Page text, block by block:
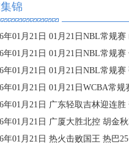
锦
01月21日 01月21日NBL常规赛 山东蜜獾 94
01月21日 01月21日NBL常规赛 长沙勇胜 96 -
01月21日 01月21日NBL常规赛 张家口体文旅
01月21日 01月21日WCBA常规赛 陕西女篮
01月21日 广东轻取吉林迎连胜 奎因
年01月21日 广厦大胜北控 胡金秋22+7
01月21日 热火击败国王 热巴25+7+5 威少